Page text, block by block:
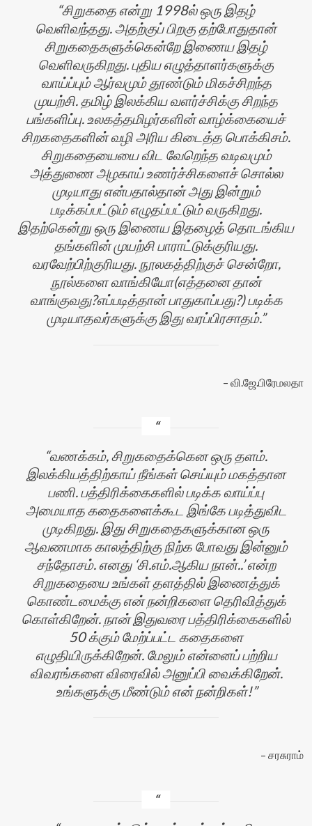
சிறுகதை என்று 1998ல் ஒரு இதழ்
வெளிவந்தது. அதற்குப் பிறகு தற்போதுதான்
சிறுகதைகளுக்கென்றே இணைய இதழ்
வெளிவருகிறது. புதிய எழுத்தாளர்களுக்கு
வாய்ப்பும் ஆர்வமும் தூண்டும் மிகச்சிறந்த
முயற்சி. தமிழ் இலக்கிய வளர்ச்சிக்கு சிறந்த
பங்களிப்பு. உலகத்தமிழர்களின் வாழ்க்கையைச்
சிறகதைகளின் வழி அரிய கிடைத்த பொக்கிசம்.
சிறுகதையையை விட வேறெந்த வடிவமும்
அத்துணை அழகாய் உணர்ச்சிகளைச் சொல்ல
முடியாது என்பதால்தான் அது இன்றும்
படிக்கப்பட்டும் எழுதப்பட்டும் வருகிறது.
இதற்கென்று ஒரு இணைய இதழைத் தொடங்கிய
தங்களின் முயற்சி பாராட்டுக்குரியது.
வரவேற்பிற்குரியது. நூலகத்திற்குச் சென்றோ,
நூல்களை வாங்கியோ(எத்தனை தான்
வாங்குவது?எப்படித்தான் பாதுகாப்பது?) படிக்க
முடியாதவர்களுக்கு இது வரப்பிரசாதம்.
வி.ஜே.பிரேமலதா
வணக்கம், சிறுகதைக்கென ஒரு தளம்.
இலக்கியத்திற்காய் நீங்கள் செய்யும் மகத்தான
பணி. பத்திரிக்கைகளில் படிக்க வாய்ப்பு
அமையாத கதைகளைக்கூட இங்கே படித்துவிட
முடிகிறது. இது சிறுகதைகளுக்கான ஒரு
ஆவணமாக காலத்திற்கு நிற்க போவது இன்னும்
சந்தோசம். எனது ‘சி.எம்.ஆகிய நான்..’ என்ற
சிறுகதையை உங்கள் தளத்தில் இணைத்துக்
கொண்டமைக்கு என் நன்றிகளை தெரிவித்துக்
கொள்கிறேன். நான் இதுவரை பத்திரிக்கைகளில்
50 க்கும் மேற்ப்பட்ட கதைகளை
எழுதியிருக்கிறேன். மேலும் என்னைப் பற்றிய
விவரங்களை விரைவில் அனுப்பி வைக்கிறேன்.
உங்களுக்கு மீண்டும் என் நன்றிகள்!
சரசுராம்